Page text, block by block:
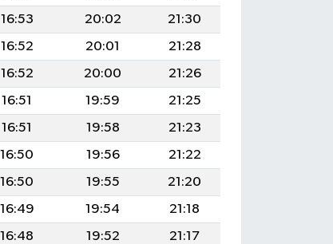
16:53 20:02
21:30
16:52 20:01
21:28
16:52 20:00
21:26
16:51 19:59
21:25
16:51 19:58
21:23
16:50 19:56
21:22
16:50 19:55
21:20
16:49 19:54
21:18
16:48 19:52
21:17